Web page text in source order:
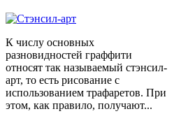
К числу основных
разновидностей граффити
относят так называемый стэнсил-
арт, то есть рисование с
использованием трафаретов. При
этом, как правило, получают...